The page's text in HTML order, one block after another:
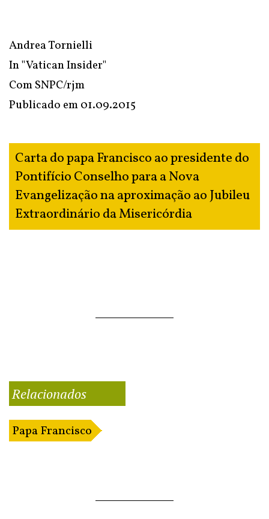
Andrea Tornielli
In"Vatican Insider"
Com SNPC/rjm
Publicado em01.09.2015
Carta do papa Francisco ao presidente do
Pontifício Conselho para a Nova
Evangelização na aproximação ao Jubileu
Extraordinário da Misericórdia
Relacionados
Papa Francisco